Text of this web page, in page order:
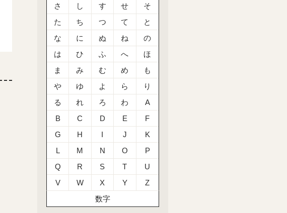
さ
し す せ
そ
た
ち つ て
と
な
に ぬ ね
の
は
ひ ふ へ
ほ
ま
み む め
も
や
ゆ よ ら
り
る
れ ろ わ
A
B
C D E
F
G
H I J
K
L
M N O
P
Q
R S T
U
V
W X Y
Z
数字